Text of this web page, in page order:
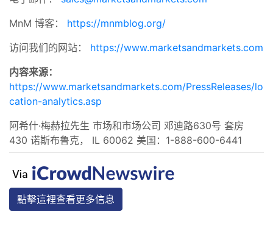
MnM 博客： https://mnmblog.org/
访问我们的网站： https://www.marketsandmarkets.com
内容来源：
https://www.marketsandmarkets.com/PressReleases/lo
cation-analytics.asp
阿希什·梅赫拉先生 市场和市场公司 邓迪路630号 套房
430 诺斯布鲁克， IL 60062 美国：1-888-600-6441
點擊這裡查看更多信息